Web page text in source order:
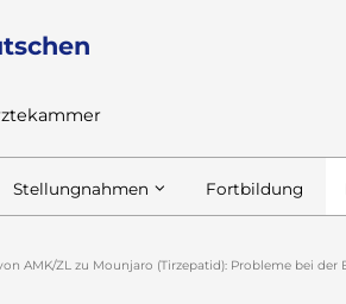
Stellungnahmen Fortbildung
AMK/ZL zu Mounjaro (Tirzepatid): Probleme bei der